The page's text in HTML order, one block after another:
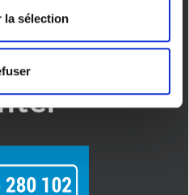
la sélection
le Call